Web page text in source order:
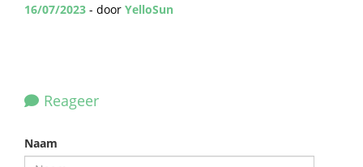
16/07/2023 - door YelloSun
Reageer
Naam